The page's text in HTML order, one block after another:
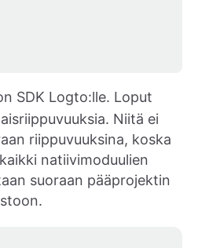
SDK Logto:lle. Loput
Niitä ei
riippuvuuksina, koska
natiivimoduulien
suoraan pääprojektin